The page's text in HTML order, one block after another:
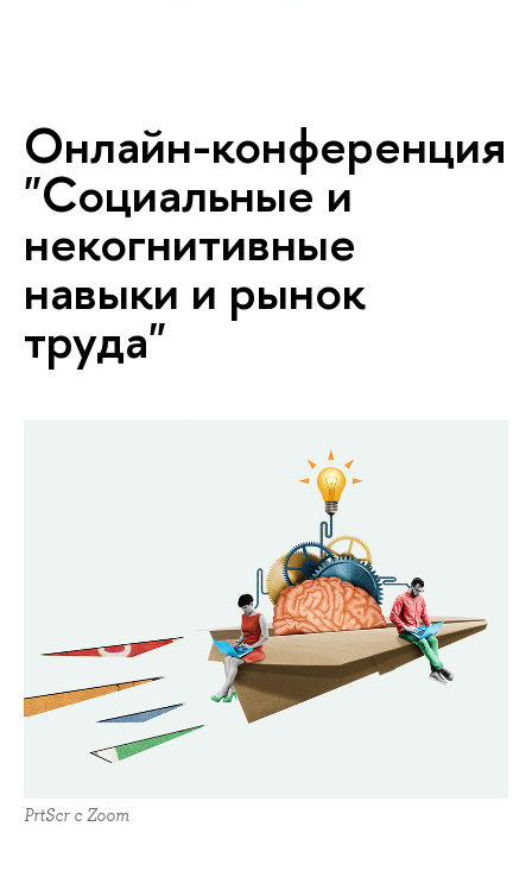
Онлайн-конференция
"Социальные и
некогнитивные
навыки и рынок
труда"
PrtScr c Zoom